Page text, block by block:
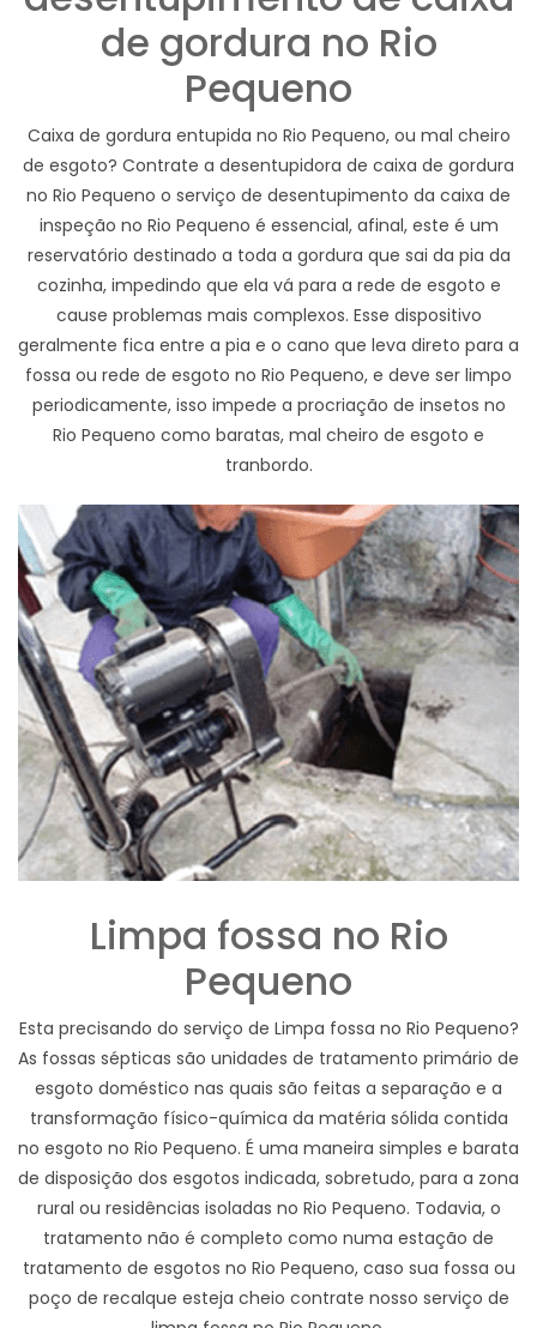
de gordura no Rio
Pequeno
Caixa de gordura entupida no Rio Pequeno, ou mal cheiro
de esgoto? Contrate a desentupidora de caixa de gordura
no Rio Pequeno o serviço de desentupimento da caixa de
inspeção no Rio Pequeno é essencial, afinal, este é um
reservatório destinado a toda a gordura que sai da pia da
cozinha, impedindo que ela vá para a rede de esgoto e
cause problemas mais complexos. Esse dispositivo
geralmente fica entre a pia e o cano que leva direto para a
fossa ou rede de esgoto no Rio Pequeno, e deve ser limpo
periodicamente, isso impede a procriação de insetos no
Rio Pequeno como baratas, mal cheiro de esgoto e
tranbordo.
Limpa fossa no Rio
Pequeno
Esta precisando do serviço de Limpa fossa no Rio Pequeno?
As fossas sépticas são unidades de tratamento primário de
esgoto doméstico nas quais são feitas a separação e a
transformação físico-química da matéria sólida contida
no esgoto no Rio Pequeno. É uma maneira simples e barata
de disposição dos esgotos indicada, sobretudo, para a zona
rural ou residências isoladas no Rio Pequeno. Todavia, o
tratamento não é completo como numa estação de
tratamento de esgotos no Rio Pequeno, caso sua fossa ou
poço de recalque esteja cheio contrate nosso serviço de